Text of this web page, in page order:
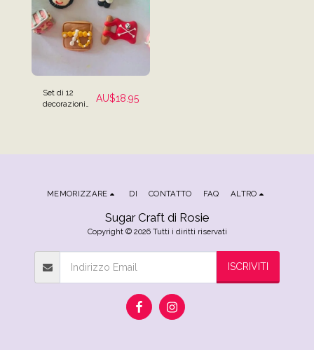
Set di 12
decorazioni
AU$18.95
Sugar Craft di Rosie
Copyright © 2026 Tutti i diritti riservati
MEMORIZZARE DI CONTATTO FAQ ALTRO
ISCRIVITI